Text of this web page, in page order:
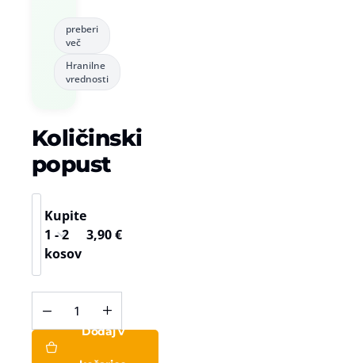
preberi
več
Hranilne
vrednosti
Količinski
popust
Kupite
1 - 2
kosov
3,90€
Frutilu
instant
napitek
Limona,
Dodaj v